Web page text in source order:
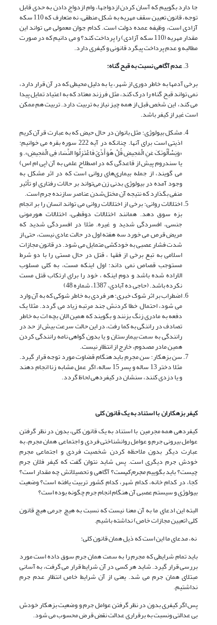
جا دارد بگوییم که آسان کردن ازدواجها، وام ازدواج دادن به حدی قابل
توجه، قانون تعیین سقف مهریه به شکل منطقی، نه متعارف که 110 سکه
آزادی است، وظیفه عمده دولت است. کدام جوان معمولی می تواند این
مقدار مهریه (110 سکه آزادی) را پرداخت کند؟ و می دانیم که در صورت
مطالبه و عدم پرداخت پیگرد قانونی و کیفری دارد.
عدم آگاهی نسبت به قبح گناه؛
برخی آدمها به خاطر دوری از شهر، یا به دلیل محیطی که در آن قرار دارد،
نمی تواند قبح گناه را درک کند، مثل فرزند معتاد که به اعتیاد تمایل پیدا
می کند، این شخص قبل از همه چیز نیاز به تربیت دارد. تربیت هم ممکن
است غیر از کیفر باشد.
مشکل بیولوژی؛ مثل بانوان در حال حیض که به عبارت قرآن کریم
اذیتی است برای آنها. چنانکه در آیه 222 سوره بقره می خوانیم:
«وَیَسْأَلُونَکَ عَنِ الْمَحِیضِ قُلْ هُوَ أَذًىً فَاعْتَزِلُوا النِّسَاءَ فِی الْمَحِیضِ». و
یا سندروم پیش از قاعدگی که در اصطلاح علمی به آن (پی ام اس)
می گویند، از جمله بیماری‌های روانی است که در اثر مشکل به
وجود آمده در بیولوژی بدنی زن می‌تواند بر حالات رفتاری او تأثیر
منفی بگذارد که نتیجه آن مختل‌شدن عناصر سازنده جرم است.
اختلالات روانی؛ برخی از اختلالات روانی می تواند انسان را بر انجام
بزه سوق دهد. همانند اختلالات دوقطبی، اختلالات هورمونی
جنسی، افسردگی شدید و غیره. مثلا در افسردگی شدید که
مریض قرص می خورد سه هفته اول در حالت عادی نیست، حتی از
شدت فشار عصبی به خودکشی متمایل می شود. در قانون مجازات
اسلامی به تبع برخی از فقها ، قتل در حال مستی را با دو شرط
مستوجب قصاص نمی داند: اول اینکه مست، به کلی مسلوب
الاراده شده باشد و دوم اینکه ، خود را برای ارتکاب قتل مست
نکرده باشد. (حاجی ده آبادی، 1387، شماره 48)
اضطراب بر اثر شوک خبری؛ هر فردی به خاطر شوکی که به آن وارد
می شود، احتمال خطا کردنش جند مرتبه زیاد می گردد. مثلا یک
دفعه به مادری زنگ بزنند و بگویند که همین الان بچه ات به خاطر
تصادف در راننگی به کما رفت، در این حالت سرعت بیش از حد در
رانندگی به سمت بیمارستان و یا بدون گواهی نامه رانندگی کردن
همین مادر مصدوم، خارج از انتظار نیست.
سن بزهکار؛ سن مجرم باید هنگام قضاوت مورد توجه قرار گیرد.
مثلا دختر 13 ساله و پسر 15 ساله، اگر عمل مشابه زنا انجام دهند
و یا دزدی کنند، سنشان در کیفردهی لحاظ گردد.
کیفر بزهکاران با استناد به یک قانون کلی
کیفردهی همه مجرمین با استناد به یک قانون کلی، بدون در نظر گرفتن
عوامل بیرونی جرم و عوامل روانشناختی فردی و اجتماعی همان مجرم، به
عبارت دیگر بدون ملاحظه کردن شخصیت فردی و اجتماعی مجرم
خودش جرم دیگری است. پس شاید نتوان گفت که کیفر فلان جرم
چیست؟ باید بگوییممجرم کیست؟ آگاهی و تحصیلاتش چه مقدار است؟
کجا، در کدام خانه، کدام شهر، کدام کشور تربیت یافته است؟ وضعیت
بیولوژی و سیستم عصبی آن هنگام انجام جرم چگونه بوده است؟
البته این ادعای ما به آن معنا نیست که نسبت به هیچ جرمی هیچ قانون
کلی (تعیین مجازات خاص) نداشته باشیم.
نه، مدعای ما این است که ذیل همان قانون کلی:
باید تمام شرایطی که مجرم را به سمت همان جرم سوق داده است مورد
بررسی قرار گیرد. شاید هر کسی در آن شرایط قرار می گرفت، به آسانی
مبتلای همان جرم می شد. یعنی از آن شرایط خاص انتظار عدم جرم
نداشتیم.
پس اگر کیفری بدون در نظر گرفتن عوامل جرم و وضعیت بزهکار خودش
بی عدالتی ونسبت به برقراری عدالت نقض قرض محسوب می شود.